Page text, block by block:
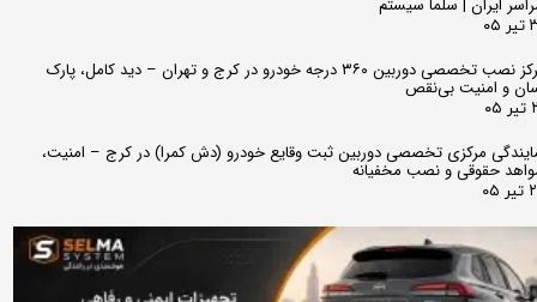
ایران | سلما سیستم
مرکز نصب تخصصی دوربین ۳۶۰ درجه خودرو در کرج و تهران – دید کامل، پارک
و امنیت بی‌نقص
مرکزی تخصصی دوربین ثبت وقایع خودرو (دش کمرا) در کرج – امنیت،
حقوقی و نصب مخفیانه